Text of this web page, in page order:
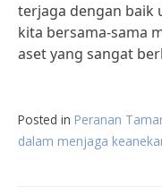
terjaga dengan baik
kita bersama-sama
aset yang sangat
Posted in Peranan
dalam menjaga